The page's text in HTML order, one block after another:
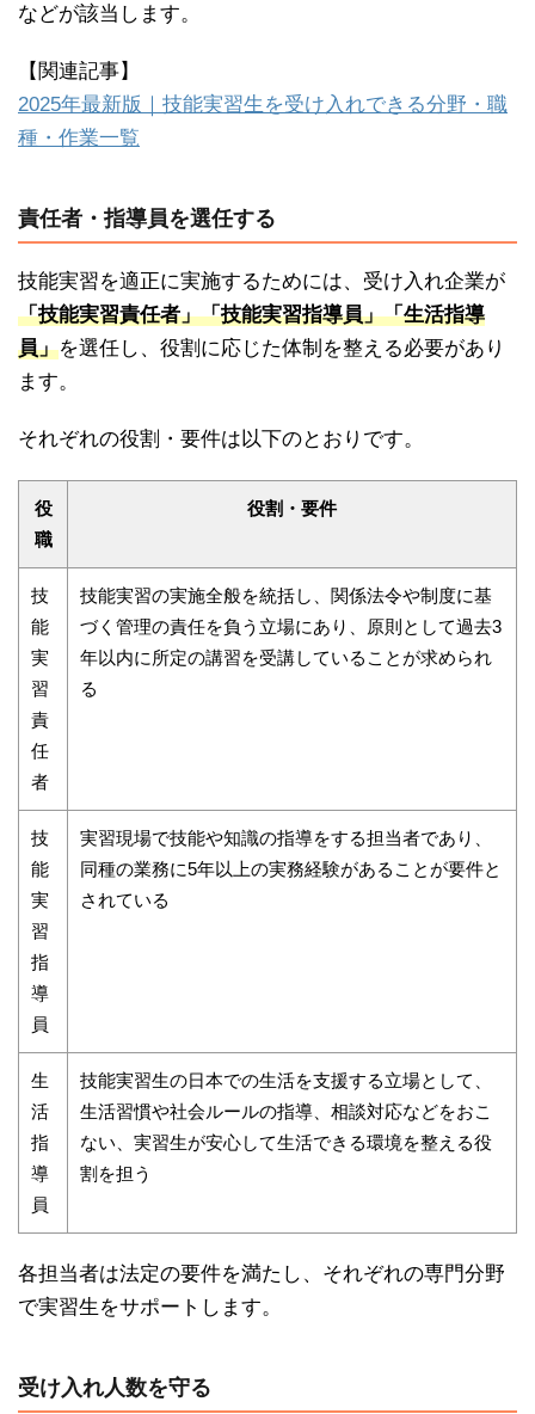
などが該当します。
【関連記事】
2025年最新版｜技能実習生を受け入れできる分野・職
種・作業一覧
責任者・指導員を選任する
技能実習を適正に実施するためには、受け入れ企業が
「技能実習責任者」「技能実習指導員」「生活指導
員」を選任し、役割に応じた体制を整える必要があり
ます。
それぞれの役割・要件は以下のとおりです。
役
職
役割・要件
技
能
実
習
責
任
者
技能実習の実施全般を統括し、関係法令や制度に基
づく管理の責任を負う立場にあり、原則として過去3
年以内に所定の講習を受講していることが求められ
る
技
能
実
習
指
導
員
実習現場で技能や知識の指導をする担当者であり、
同種の業務に5年以上の実務経験があることが要件と
されている
生
活
指
導
員
技能実習生の日本での生活を支援する立場として、
生活習慣や社会ルールの指導、相談対応などをおこ
ない、実習生が安心して生活できる環境を整える役
割を担う
各担当者は法定の要件を満たし、それぞれの専門分野
で実習生をサポートします。
受け入れ人数を守る